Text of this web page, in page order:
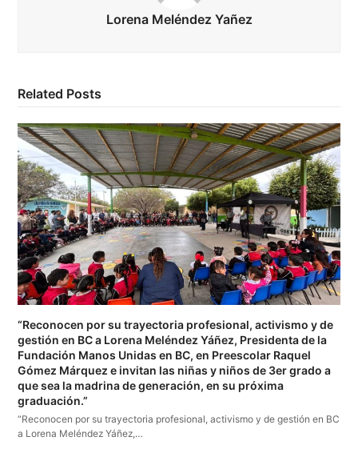
Lorena Meléndez Yañez
Related Posts
“Reconocen por su trayectoria profesional, activismo y de
gestión en BC a Lorena Meléndez Yáñez, Presidenta de la
Fundación Manos Unidas en BC, en Preescolar Raquel
Gómez Márquez e invitan las niñas y niños de 3er grado a
que sea la madrina de generación, en su próxima
graduación.”
“Reconocen por su trayectoria profesional, activismo y de gestión en BC
a Lorena Meléndez Yáñez,…